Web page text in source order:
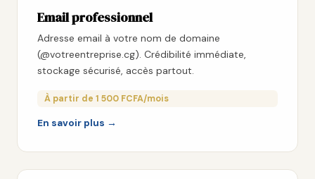
Email professionnel
Adresse email à votre nom de domaine
(@votreentreprise.cg). Crédibilité immédiate,
stockage sécurisé, accès partout.
À partir de 1 500 FCFA/mois
En savoir plus →